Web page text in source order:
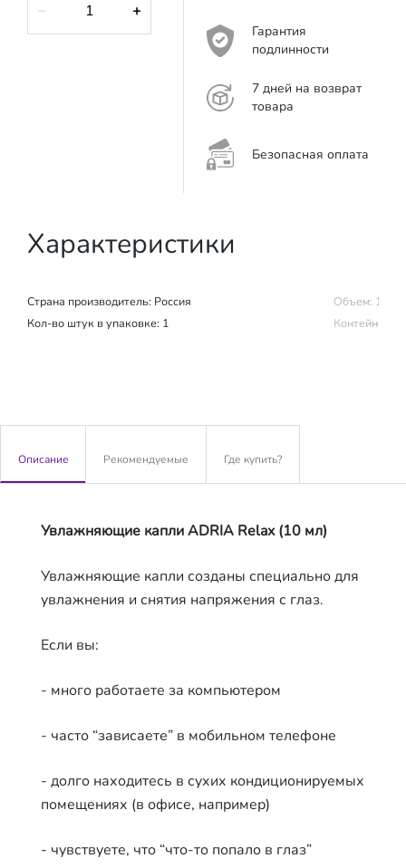
− +
Гарантия
подлинности
7 дней на возврат
товара
Безопасная оплата
Характеристики
Страна производитель: Россия
Кол-во штук в упаковке: 1
Объем: 10 мл
Контейнер в
Описание Рекомендуемые Где купить?
Увлажняющие капли ADRIA Relax (10 мл)
Увлажняющие капли созданы специально для
увлажнения и снятия напряжения с глаз.
Если вы:
- много работаете за компьютером
- часто “зависаете” в мобильном телефоне
- долго находитесь в сухих кондиционируемых
помещениях (в офисе, например)
- чувствуете, что “что-то попало в глаз”